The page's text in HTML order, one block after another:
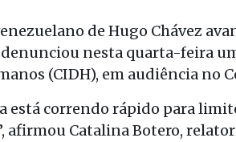
de Hugo Chávez
nesta quarta-feira
(CIDH), em audiência no
está correndo rápido para
afirmou Catalina Botero,